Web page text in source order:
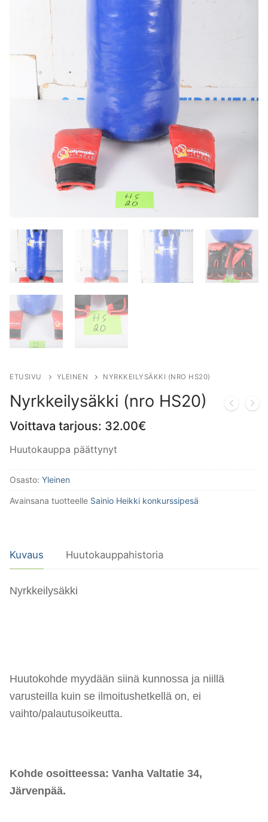
ETUSIVU YLEINEN NYRKKEILYSÄKKI (NRO HS20)
Nyrkkeilysäkki (nro HS20)
Voittava tarjous: 32.00€
Huutokauppa päättynyt
Osasto: Yleinen
Avainsana tuotteelle Sainio Heikki konkurssipesä
Kuvaus Huutokauppahistoria
Nyrkkeilysäkki
Huutokohde myydään siinä kunnossa ja niillä
varusteilla kuin se ilmoitushetkellä on, ei
vaihto/palautusoikeutta.
Kohde osoitteessa: Vanha Valtatie 34,
Järvenpää.